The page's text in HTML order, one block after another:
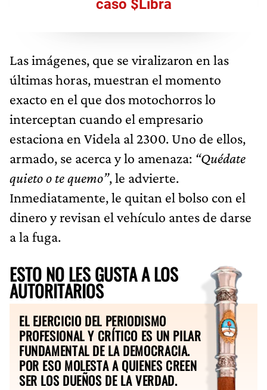
caso $Libra
Las imágenes, que se viralizaron en las
últimas horas, muestran el momento
exacto en el que dos motochorros lo
interceptan cuando el empresario
estaciona en Videla al 2300. Uno de ellos,
armado, se acerca y lo amenaza: “Quédate
quieto o te quemo”, le advierte.
Inmediatamente, le quitan el bolso con el
dinero y revisan el vehículo antes de darse
a la fuga.
ESTO NO LES GUSTA A LOS
AUTORITARIOS
EL EJERCICIO DEL PERIODISMO
PROFESIONAL Y CRÍTICO ES UN PILAR
FUNDAMENTAL DE LA DEMOCRACIA.
POR ESO MOLESTA A QUIENES CREEN
SER LOS DUEÑOS DE LA VERDAD.